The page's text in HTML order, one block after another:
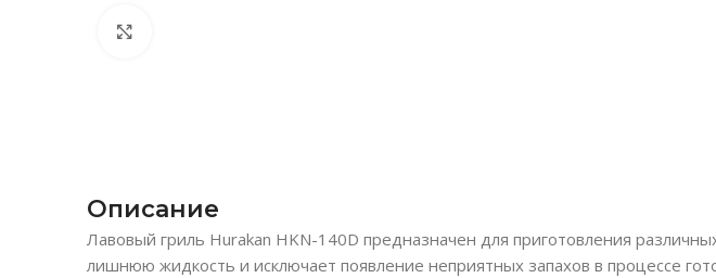
Описание
Лавовый гриль Hurakan HKN-140D предназначен для приготовления
лишнюю жидкость и исключает появление неприятных запахов в процессе